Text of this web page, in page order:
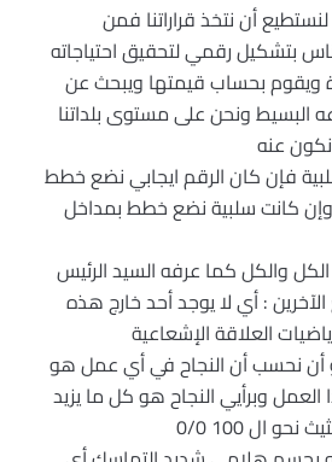
أن نتخذ قراراتنا فمن
بتشكيل رقمي لتحقيق احتياجاته
ويقوم بحساب قيمتها ويبحث عن
البسيط ونحن على مستوى بلداتنا
عنه
فإن كان الرقم ايجابي نضع خطط
كانت سلبية نضع خطط بمداخل
والكل كما عرفه السيد الرئيس
: أي لا يوجد أحد خارج هذه
العلاقة الإشعاعية
نحسب أن النجاح في أي عمل هو
0/0 من هذا العمل وبرأيي النجاح هو كل ما يزيد